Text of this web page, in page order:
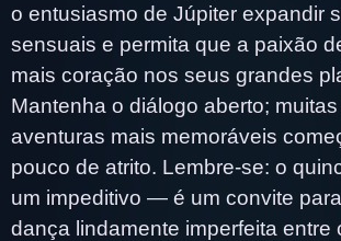
o entusiasmo de Júpiter expandir
sensuais e permita que a paixão
mais coração nos seus grandes
Mantenha o diálogo aberto;
aventuras mais memoráveis
pouco de atrito. Lembre-se: o
um impeditivo — é um convite
dança lindamente imperfeita entre